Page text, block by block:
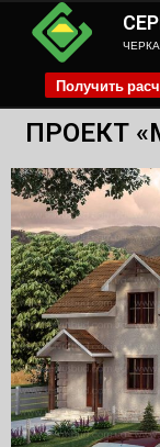
Получить
ПРОЕКТ